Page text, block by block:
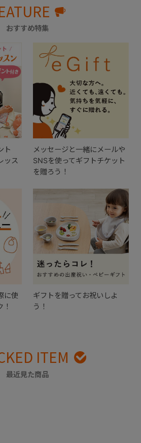
おすすめ特集
ト
ッス
メッセージと一緒にメールや
SNSを使ってギフトチケット
を贈ろう！
に使
ギフトを贈ってお祝いしよ
う！
ITEM
最近見た商品